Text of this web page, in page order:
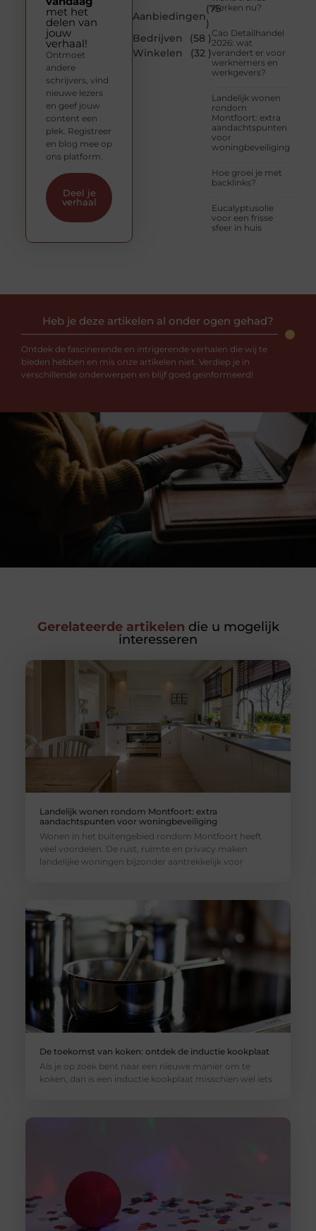
Aanbiedingen
(75
)
Bedrijven
(58 )
Winkelen
(32 )
werken nu?
Cao Detailhandel
2026: wat
verandert er voor
werknemers en
werkgevers?
Landelijk wonen
rondom
Montfoort: extra
aandachtspunten
voor
woningbeveiliging
Hoe groei je met
backlinks?
Eucalyptusolie
voor een frisse
sfeer in huis
met het
delen van
jouw
verhaal!
Ontmoet
andere
schrijvers, vind
nieuwe lezers
en geef jouw
content een
plek. Registreer
en blog mee op
ons platform.
Deel je
verhaal
Heb je deze artikelen al onder ogen gehad?
Ontdek de fascinerende en intrigerende verhalen die wij te
bieden hebben en mis onze artikelen niet. Verdiep je in
verschillende onderwerpen en blijf goed geïnformeerd!
Gerelateerde artikelen die u mogelijk
interesseren
Landelijk wonen rondom Montfoort: extra
aandachtspunten voor woningbeveiliging
Wonen in het buitengebied rondom Montfoort heeft
veel voordelen. De rust, ruimte en privacy maken
landelijke woningen bijzonder aantrekkelijk voor
De toekomst van koken: ontdek de inductie kookplaat
Als je op zoek bent naar een nieuwe manier om te
koken, dan is een inductie kookplaat misschien wel iets